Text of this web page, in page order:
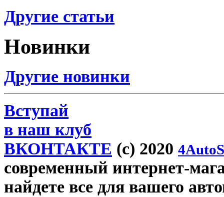
Другие статьи
Новинки
Другие новинки
Вступай
в наш клуб
ВКОНТАКТЕ (c) 2020
современный интернет-
найдете все для вашего